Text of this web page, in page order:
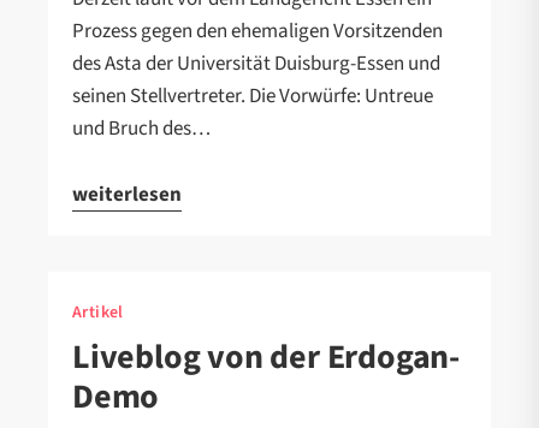
Prozess gegen den ehemaligen Vorsitzenden
des Asta der Universität Duisburg-Essen und
seinen Stellvertreter. Die Vorwürfe: Untreue
und Bruch des…
weiterlesen
Artikel
Liveblog von der Erdogan-
Demo